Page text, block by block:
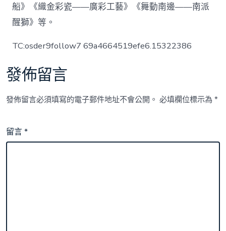
船》《織金彩瓷——廣彩工藝》《舞動南邊——南派
醒獅》等。
TC:osder9follow7 69a4664519efe6.15322386
發佈留言
發佈留言必須填寫的電子郵件地址不會公開。 必填欄位標示為*
留言*